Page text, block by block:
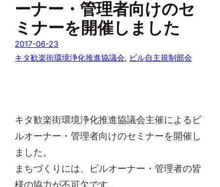
ーナー・管理者向けのセ
ミナーを開催しました
2017-06-23
キタ歓楽街環境浄化推進協議会, ビル自主規制部会
キタ歓楽街環境浄化推進協議会主催によるビ
ルオーナー・管理者向けのセミナーを開催し
ました。
まちづくりには、ビルオーナー・管理者の皆
様の協力が不可欠です。